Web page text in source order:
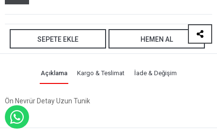
SEPETE EKLE HEMEN AL
Açıklama Kargo & Teslimat İade & Değişim
Ön Nevrür Detay Uzun Tunik